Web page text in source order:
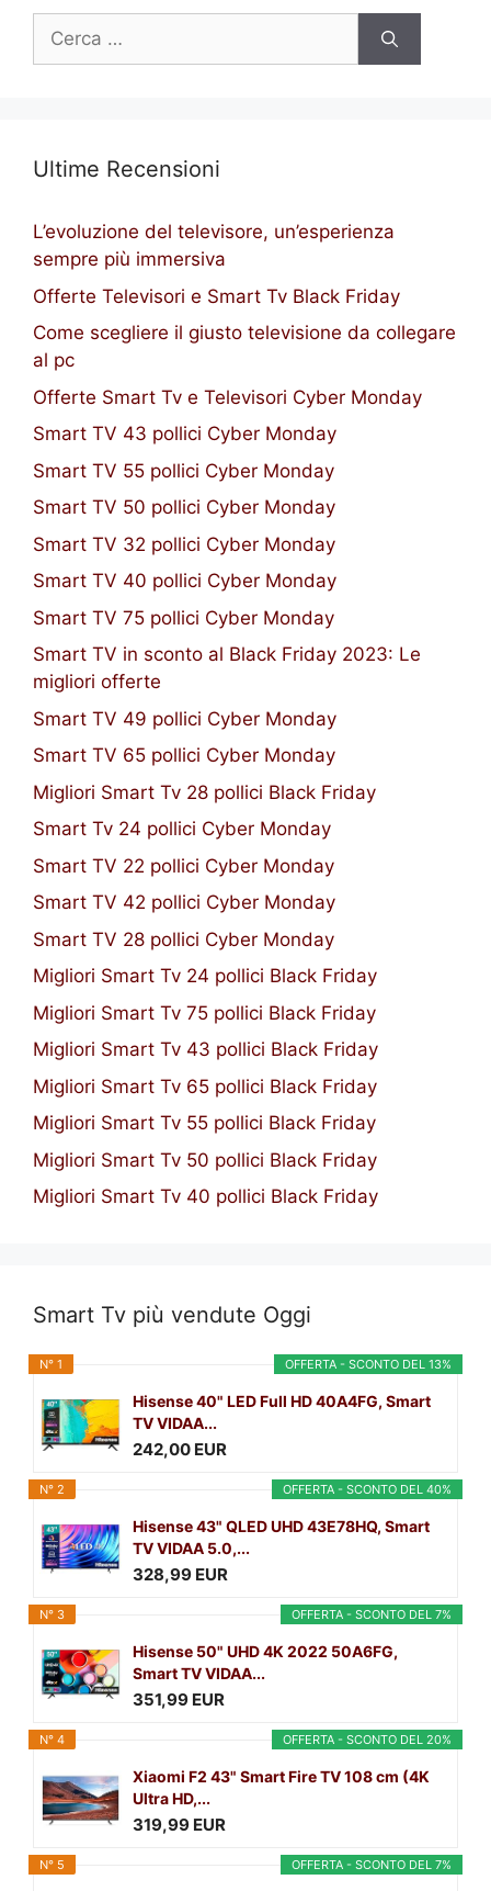
Ricerca
Ultime Recensioni
L’evoluzione del televisore, un’esperienza
sempre più immersiva
Offerte Televisori e Smart Tv Black Friday
Come scegliere il giusto televisione da collegare
al pc
Offerte Smart Tv e Televisori Cyber Monday
Smart TV 43 pollici Cyber Monday
Smart TV 55 pollici Cyber Monday
Smart TV 50 pollici Cyber Monday
Smart TV 32 pollici Cyber Monday
Smart TV 40 pollici Cyber Monday
Smart TV 75 pollici Cyber Monday
Smart TV in sconto al Black Friday 2023: Le
migliori offerte
Smart TV 49 pollici Cyber Monday
Smart TV 65 pollici Cyber Monday
Migliori Smart Tv 28 pollici Black Friday
Smart Tv 24 pollici Cyber Monday
Smart TV 22 pollici Cyber Monday
Smart TV 42 pollici Cyber Monday
Smart TV 28 pollici Cyber Monday
Migliori Smart Tv 24 pollici Black Friday
Migliori Smart Tv 75 pollici Black Friday
Migliori Smart Tv 43 pollici Black Friday
Migliori Smart Tv 65 pollici Black Friday
Migliori Smart Tv 55 pollici Black Friday
Migliori Smart Tv 50 pollici Black Friday
Migliori Smart Tv 40 pollici Black Friday
Smart Tv più vendute Oggi
OFFERTA - SCONTO DEL 13%
N° 1
Hisense 40" LED Full HD 40A4FG, Smart
TV VIDAA...
242,00 EUR
OFFERTA - SCONTO DEL 40%
N° 2
Hisense 43" QLED UHD 43E78HQ, Smart
TV VIDAA 5.0,...
328,99 EUR
OFFERTA - SCONTO DEL 7%
N° 3
Hisense 50" UHD 4K 2022 50A6FG,
Smart TV VIDAA...
351,99 EUR
OFFERTA - SCONTO DEL 20%
N° 4
Xiaomi F2 43" Smart Fire TV 108 cm (4K
Ultra HD,...
319,99 EUR
OFFERTA - SCONTO DEL 7%
N° 5